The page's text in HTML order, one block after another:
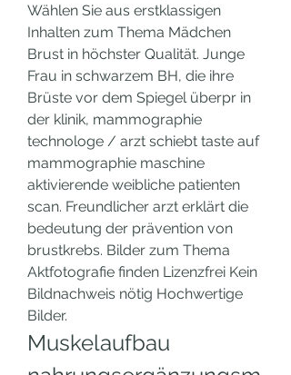
Wählen Sie aus erstklassigen
Inhalten zum Thema Mädchen
Brust in höchster Qualität. Junge
Frau in schwarzem BH, die ihre
Brüste vor dem Spiegel überpr in
der klinik, mammographie
technologe / arzt schiebt taste auf
mammographie maschine
aktivierende weibliche patienten
scan. Freundlicher arzt erklärt die
bedeutung der prävention von
brustkrebs. Bilder zum Thema
Aktfotografie finden Lizenzfrei Kein
Bildnachweis nötig Hochwertige
Bilder.
Muskelaufbau